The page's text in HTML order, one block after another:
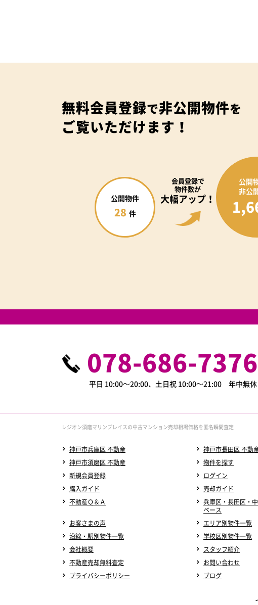
無料会員登録で非公開物件を
ご覧いただけます！
会員登録で
物件数が
大幅アップ！
公開物件
28 件
公開
非公
078-686-7376
平日 10:00～20:00、土日祝 10:00～21:00 年中無休
レジオン須磨マリンプレイスの中古マンション売却相場価格を匿名瞬間査定
神戸市兵庫区 不動産
神戸市長田区 不動
神戸市須磨区 不動産
物件を探す
新規会員登録
ログイン
購入ガイド
売却ガイド
不動産Ｑ＆Ａ
兵庫区・長田区・
ベース
お客さまの声
エリア別物件一覧
沿線・駅別物件一覧
学校区別物件一覧
会社概要
スタッフ紹介
不動産売却無料査定
お問い合わせ
プライバシーポリシー
ブログ